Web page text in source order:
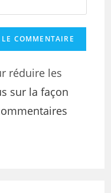
réduire les
sur la façon